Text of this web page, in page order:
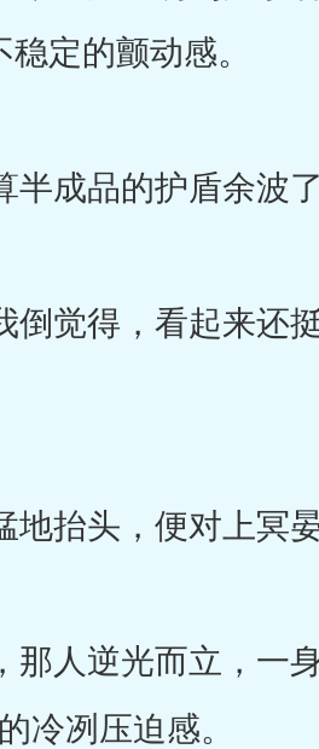
定的颤动感。
成品的护盾余波了
觉得，看起来还
抬头，便对上冥
人逆光而立，一
冷冽压迫感。